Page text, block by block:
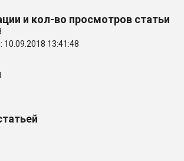
и кол-во просмотров статьи
13:41:48